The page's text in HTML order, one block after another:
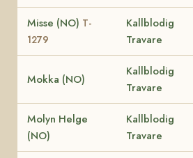
Misse (NO) T-
1279
Kallblodig
Travare
Mokka (NO)
Kallblodig
Travare
Molyn Helge
(NO)
Kallblodig
Travare